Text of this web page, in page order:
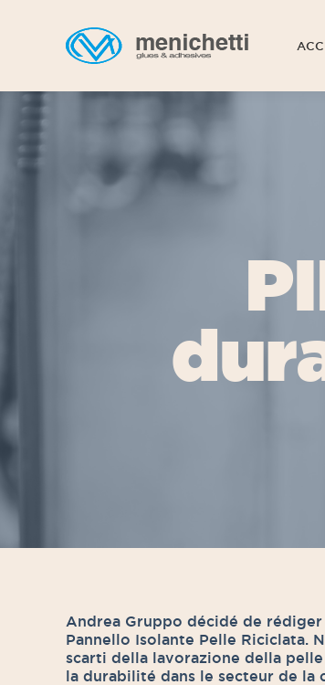
Andrea Gruppo décidé de rédiger une
Pannello Isolante Pelle Riciclata.
scarti della lavorazione della
la durabilité dans le secteur de